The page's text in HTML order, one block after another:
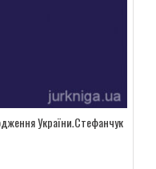
України.Стефанчук